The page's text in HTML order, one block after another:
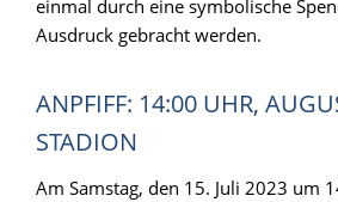
einmal durch eine symbolische
Ausdruck gebracht werden.
ANPFIFF: 14:00 UHR,
STADION
Am Samstag, den 15. Juli 2023 um